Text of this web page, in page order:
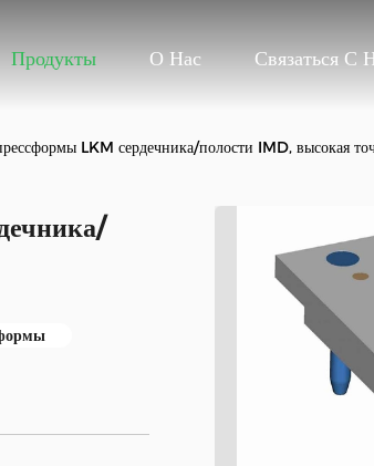
Продукты О Нас Связаться С
LKM сердечника/полости IMD, высокая